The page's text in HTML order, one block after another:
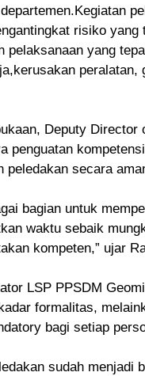
risiko
pelaksanaan yang
peralatan,
Deputy
penguatan
peledakan secara
bagian untuk
waktu sebaik
kompeten,” ujar
LSP PPSDM
formalitas,
bagi setiap
sudah menjadi